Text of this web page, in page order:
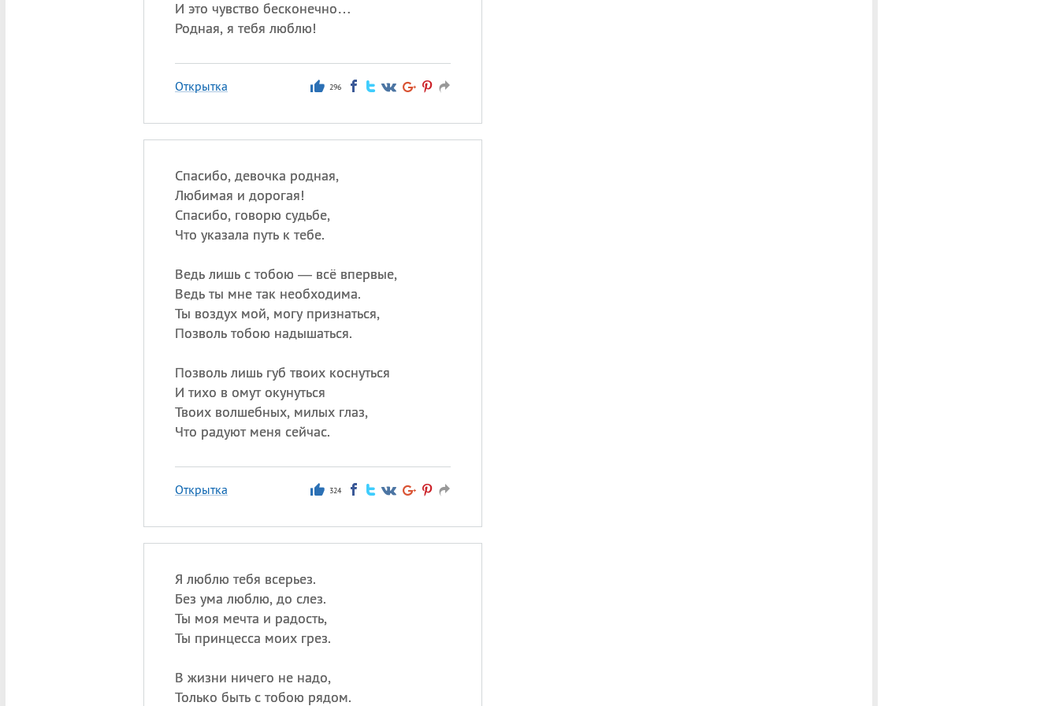
И это чувство бесконечно…
Родная, я тебя люблю!
Открытка 296
Спасибо, девочка родная,
Любимая и дорогая!
Спасибо, говорю судьбе,
Что указала путь к тебе.
Ведь лишь с тобою — всё впервые,
Ведь ты мне так необходима.
Ты воздух мой, могу признаться,
Позволь тобою надышаться.
Позволь лишь губ твоих коснуться
И тихо в омут окунуться
Твоих волшебных, милых глаз,
Что радуют меня сейчас.
Открытка 324
Я люблю тебя всерьез.
Без ума люблю, до слез.
Ты моя мечта и радость,
Ты принцесса моих грез.
В жизни ничего не надо,
Только быть с тобою рядом.